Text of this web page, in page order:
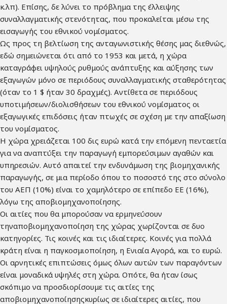
κ.λπ). Επίσης, δε λύνει το πρόβλημα της έλλειψης
συναλλαγματικής στενότητας, που προκαλείται μέσω της
εισαγωγής του εθνικού νομίσματος.
Ως προς τη βελτίωση της ανταγωνιστικής θέσης μας διεθνώς,
εδώ σημειώνεται ότι από το 1953 και μετά, η χώρα
καταγράφει υψηλούς ρυθμούς ανάπτυξης και αύξησης των
εξαγωγών μόνο σε περιόδους συναλλαγματικής σταθερότητας
(όταν το 1 $ ήταν 30 δραχμές). Αντίθετα σε περιόδους
υποτιμήσεων/διολισθήσεων του εθνικού νομίσματος οι
εξαγωγικές επιδόσεις ήταν πτωχές σε σχέση με την απαξίωση
του νομίσματος.
Η χώρα χρειάζεται 100 δις ευρώ κατά την επόμενη πενταετία
για να αναπτύξει την παραγωγή εμπορεύσιμων αγαθών και
υπηρεσιών. Αυτό απαιτεί την ενδυνάμωση της βιομηχανικής
παραγωγής, σε μια περίοδο όπου το ποσοστό της στο σύνολο
του ΑΕΠ (10%) είναι το χαμηλότερο σε επίπεδο ΕΕ (16%),
λόγω της αποβιομηχανοποίησης.
Οι αιτίες που θα μπορούσαν να ερμηνεύσουν
τηναποβιομηχανοποίηση της χώρας χωρίζονται σε δυο
κατηγορίες. Τις κοινές και τις ιδιαίτερες. Κοινές για πολλά
κράτη είναι η παγκοσμιοποίηση, η Ενιαία Αγορά, και το ευρώ.
Οι αρνητικές επιπτώσεις όμως όλων αυτών των παραγόντων
είναι μοναδικά υψηλές στη χώρα. Οπότε, θα ήταν ίσως
σκόπιμο να προσδιορίσουμε τις αιτίες της
αποβιομηχανοποίησηςκυρίως σε ιδιαίτερες αιτίες, που